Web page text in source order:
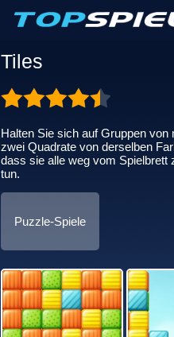
Tiles
Halten Sie sich auf Gruppen von
zwei Quadrate von derselben
dass sie alle weg vom Spielbrett
tun.
Puzzle-Spiele